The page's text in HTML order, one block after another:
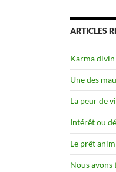
ARTICLES
Karma
Une des
La peur de
Intérêt ou
Le prêt
Nous avons